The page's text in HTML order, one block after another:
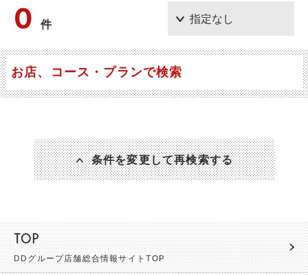
0件
お店、コース・プランで検索
条件を変更して再検索する
TOP
DDグループ店舗総合情報サイトTOP